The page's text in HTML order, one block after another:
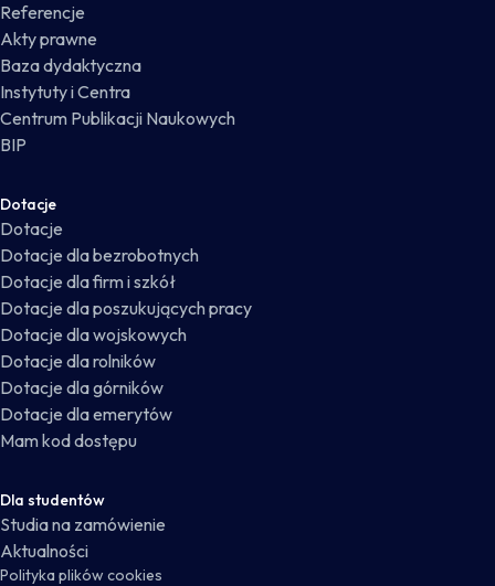
Referencje
Akty prawne
Baza dydaktyczna
Instytuty i Centra
Centrum Publikacji Naukowych
BIP
Dotacje
Dotacje
Dotacje dla bezrobotnych
Dotacje dla firm i szkół
Dotacje dla poszukujących pracy
Dotacje dla wojskowych
Dotacje dla rolników
Dotacje dla górników
Dotacje dla emerytów
Mam kod dostępu
Dla studentów
Studia na zamówienie
Aktualności
Polityka plików cookies